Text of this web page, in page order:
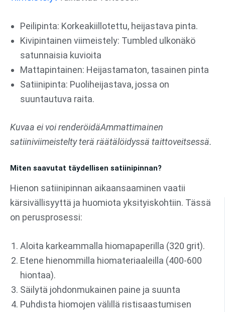
Peilipinta: Korkeakiillotettu, heijastava pinta.
Kivipintainen viimeistely: Tumbled ulkonäkö
satunnaisia kuvioita
Mattapintainen: Heijastamaton, tasainen pinta
Satiinipinta: Puoliheijastava, jossa on
suuntautuva raita.
Kuvaa ei voi renderöidäAmmattimainen
satiiniviimeistelty terä räätälöidyssä taittoveitsessä.
Miten saavutat täydellisen satiinipinnan?
Hienon satiinipinnan aikaansaaminen vaatii
kärsivällisyyttä ja huomiota yksityiskohtiin. Tässä
on perusprosessi:
Aloita karkeammalla hiomapaperilla (320 grit).
Etene hienommilla hiomateriaaleilla (400-600
hiontaa).
Säilytä johdonmukainen paine ja suunta
Puhdista hiomojen välillä ristisaastumisen